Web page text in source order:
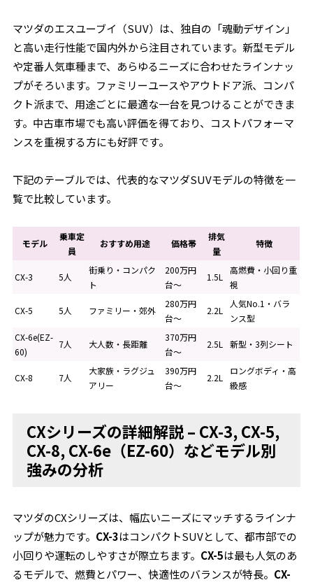
マツダのエスユーブイ（SUV）は、独自の「魂動デザイン」
と高い走行性能で国内外から注目されています。新型モデル
や定番人気車種まで、あらゆるニーズに合わせたラインナッ
プがそろいます。ファミリーユースやアウトドア派、コンパ
クト派まで、用途ごとに最適な一台を見つけることができま
す。中古車市場でも高い評価を得ており、コストパフォーマ
ンスを重視する方にも好評です。
下記のテーブルでは、代表的なマツダSUVモデルの特徴を一
覧で比較しています。
モデル
乗車定
員
おすすめ用途 価格帯
排気
量
特徴
CX-3 5人
街乗り・コンパク
ト
200万円
台～
1.5L
高燃費・小回り重
視
CX-5 5人 ファミリー・郊外
280万円
台～
2.2L
人気No.1・バラ
ンス型
CX-6e(EZ-
60)
7人 大人数・長距離
370万円
台～
2.5L 新型・3列シート
CX-8 7人
大家族・ラグジュ
アリー
390万円
台～
2.2L
ロングボディ・高
級感
CXシリーズの詳細解説 – CX-3, CX-5,
CX-8, CX-6e（EZ-60）などモデル別
強みの分析
マツダのCXシリーズは、幅広いニーズにマッチするラインナ
ップが魅力です。 CX-3はコンパクトSUVとして、都市部での
小回りや運転のしやすさが際立ちます。 CX-5は最も人気のあ
るモデルで、燃費とパワー、快適性のバランスが特長。 CX-